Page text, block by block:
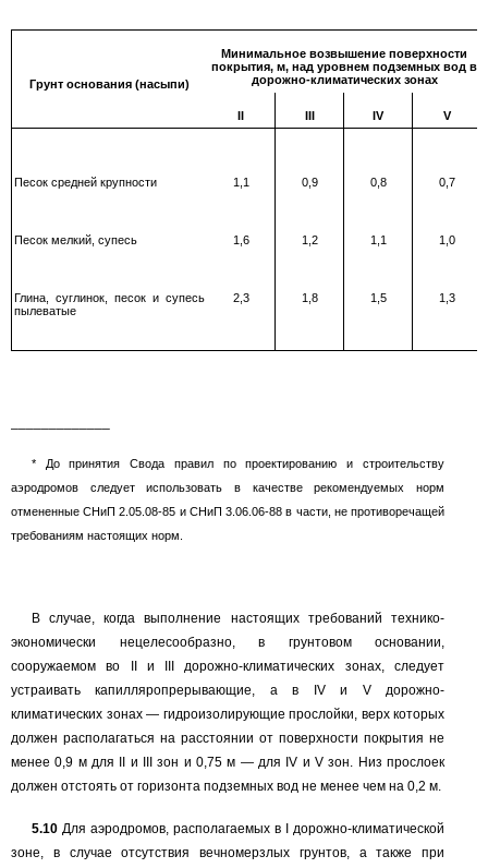
Грунт основания (насыпи)
Минимальное возвышение поверхности
покрытия, м, над уровнем подземных вод в
дорожно-климатических зонах
II III IV V
Песок средней крупности
Песок мелкий, супесь
Глина, суглинок, песок и супесь
пылеватые
1,1
1,6
2,3
0,9
1,2
1,8
0,8
1,1
1,5
0,7
1,0
1,3
* До принятия Свода правил по проектированию и строительству
аэродромов следует использовать в качестве рекомендуемых норм
отмененные СНиП 2.05.08-85 и СНиП 3.06.06-88 в части, не противоречащей
требованиям настоящих норм.
В случае, когда выполнение настоящих требований технико-
экономически нецелесообразно, в грунтовом основании,
сооружаемом во
и
дорожно-климатических зонах, следует
устраивать капилляропрерывающие, а в IVи Vдорожно-
климатических зонах— гидроизолирующие прослойки, верх которых
должен располагаться на расстоянии от поверхности покрытия не
менее 0,9 м для и зон и 0,75 м —для IV и V зон. Низ прослоек
должен отстоять от горизонта подземных вод не менее чем на 0,2 м.
5.10 Для аэродромов, располагаемых в
дорожно-климатической
зоне, в случае отсутствия вечномерзлых грунтов, а также при